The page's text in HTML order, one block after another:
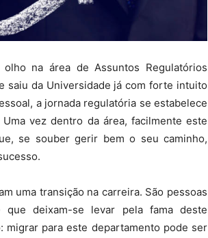
na área de Assuntos Regulatórios
saiu da Universidade já com forte intuito
a jornada regulatória se estabelece
vez dentro da área, facilmente este
se souber gerir bem o seu caminho,
uma transição na carreira. São pessoas
deixam-se levar pela fama deste
migrar para este departamento pode ser